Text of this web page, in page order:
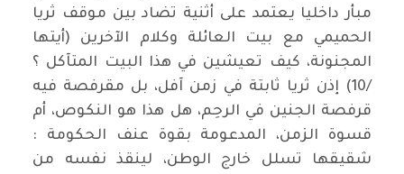
مبأر داخليا يعتمد على أثنية تضاد بين موقف ثريا
الحميمي مع بيت العائلة وكلام الآخرين (أيتها
المجنونة، كيف تعيشين في هذا البيت المتآكل ؟
/10) إذن ثريا ثابتة في زمن آفل، بل مقرفصة فيه
قرفصة الجنين في الرحِم، هل هذا هو النكوص، أم
قسوة الزمن، المدعومة بقوة عنف الحكومة :
شقيقها تسلل خارج الوطن، لينقذ نفسه من